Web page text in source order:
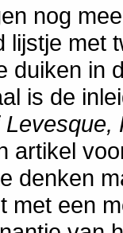
nog
lijstje met
duiken in
is de
Levesque,
artikel
denken
met een